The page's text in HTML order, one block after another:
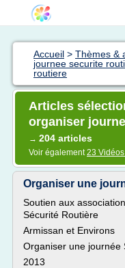
Accueil > Thèmes &
journee securite
routiere
Articles
organiser
→ 204 articles
Voir également23 Vidéos
Organiser une
Soutien aux
Sécurité Routière
Armissan et Environs
Organiser une journée
2013